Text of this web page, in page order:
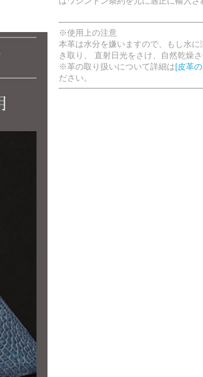
※使用上の注意
本革は水分を嫌いますので、もし水
き取り、 直射日光をさけ、自然乾燥さ
※革の取り扱いについて詳細は[皮革
ださい。